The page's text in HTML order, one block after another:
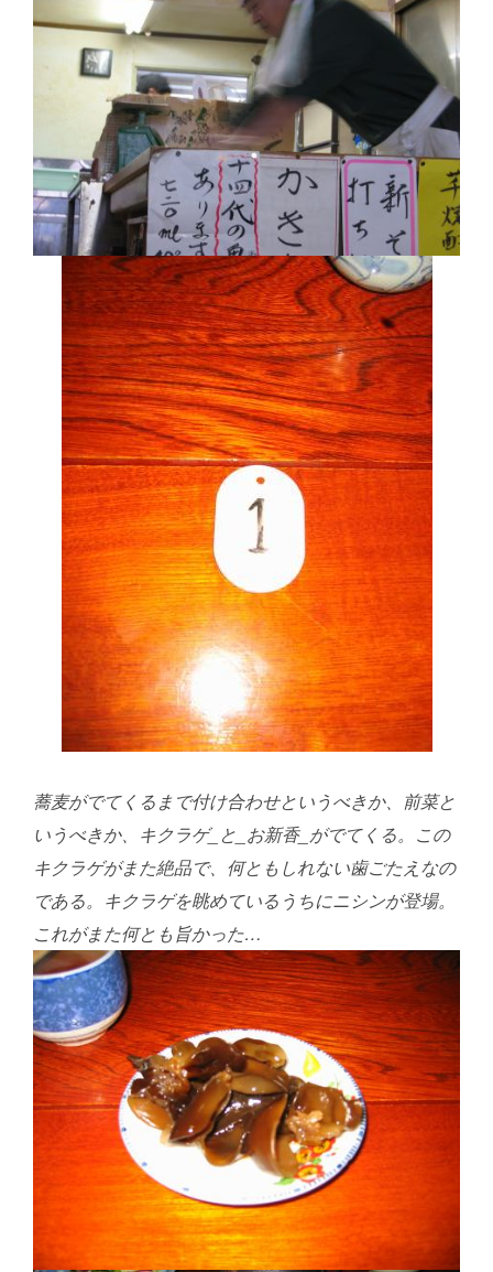
蕎麦がでてくるまで付け合わせというべきか、前菜と
いうべきか、 キクラゲ_と_お新香_がでてくる。この
キクラゲがまた絶品で、何ともしれない歯ごたえなの
である。キクラゲを眺めているうちにニシンが登場。
これがまた何とも旨かった…